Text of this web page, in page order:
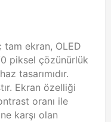
tam ekran, OLED
piksel çözünürlük
tasarımıdır.
Ekran özelliği
oranı ile
karşı olan